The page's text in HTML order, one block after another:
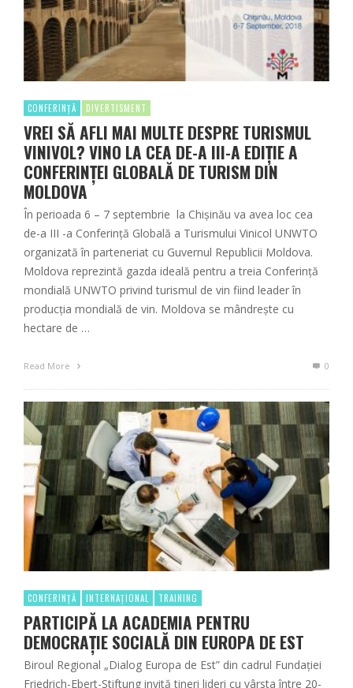
CONFERINȚĂ DIVERTISMENT
VREI SĂ AFLI MAI MULTE DESPRE TURISMUL
VINIVOL? VINO LA CEA DE-A III-A EDIŢIE A
CONFERINŢEI GLOBALĂ DE TURISM DIN
MOLDOVA
În perioada 6 – 7 septembrie la Chişinău va avea loc cea
de-a III -a Conferinţă Globală a Turismului Vinicol UNWTO
organizată în parteneriat cu Guvernul Republicii Moldova.
Moldova reprezintă gazda ideală pentru a treia Conferință
mondială UNWTO privind turismul de vin fiind leader în
producţia mondială de vin. Moldova se mândrește cu
hectare de …
Read More 0
CONFERINȚĂ INTERNAȚIONAL TRAINING
PARTICIPĂ LA ACADEMIA PENTRU
DEMOCRAȚIE SOCIALĂ DIN EUROPA DE EST
Biroul Regional „Dialog Europa de Est” din cadrul Fundației
Friedrich-Ebert-Stiftung invită tineri lideri cu vârsta ​​între 20-